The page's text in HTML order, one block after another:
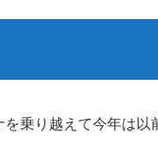
乗り越えて今年は